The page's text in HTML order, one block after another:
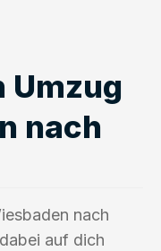
Umzug
nach
nach
auf dich